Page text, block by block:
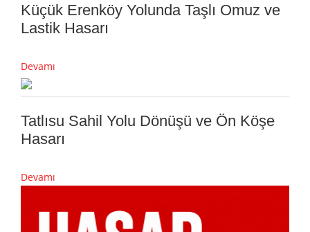
Küçük Erenköy Yolunda Taşlı Omuz ve
Lastik Hasarı
Devamı
Tatlısu Sahil Yolu Dönüşü ve Ön Köşe
Hasarı
Devamı